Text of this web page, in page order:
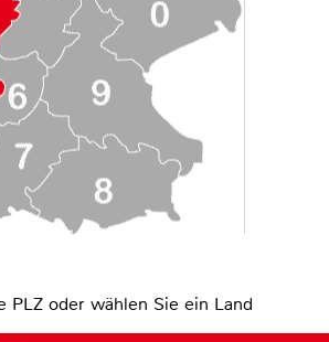
PLZ oder wählen Sie ein Land